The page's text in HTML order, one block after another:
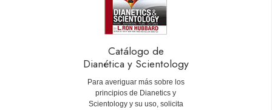
Catálogo de
Dianética y Scientology
Para averiguar más sobre los
principios de Dianetics y
Scientology y su uso, solicita